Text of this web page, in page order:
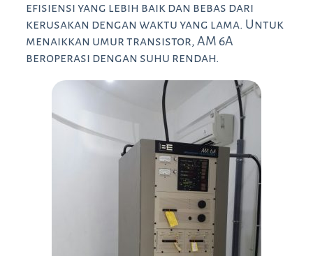
efisiensi yang lebih baik dan bebas dari
kerusakan dengan waktu yang lama. Untuk
menaikkan umur transistor, AM 6A
beroperasi dengan suhu rendah.